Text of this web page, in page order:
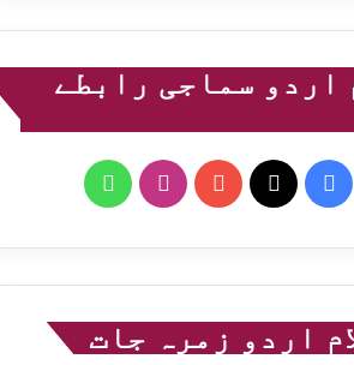
اردو سماجی رابطے
Facebook
YouTube
Instagram
WhatsApp
اردو زمرہ جات